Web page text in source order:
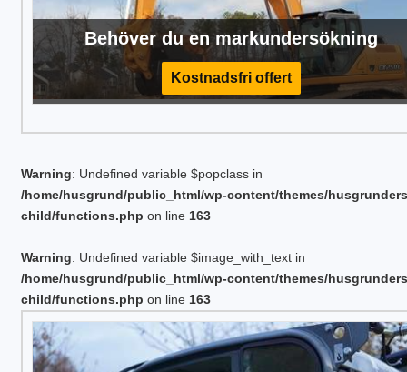
Behöver du en markundersökning
Kostnadsfri offert
Warning: Undefined variable $popclass in
/home/husgrund/public_html/wp-content/themes/
child/functions.php on line 163
Warning: Undefined variable $image_with_text in
/home/husgrund/public_html/wp-content/themes/
child/functions.php on line 163